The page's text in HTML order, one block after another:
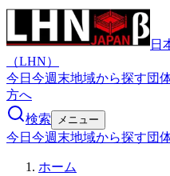
日
（LHN）
今日 今週末地域から探す団
方へ
検索
メニュー
今日 今週末地域から探す団
ホーム